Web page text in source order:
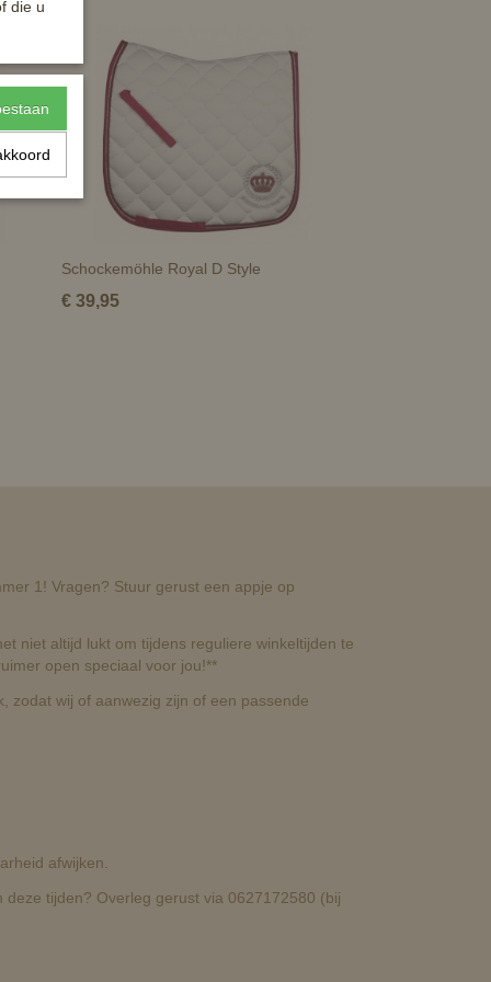
Schockemöhle Royal D Style
€ 39,95
1! Vragen? Stuur gerust een appje op
niet altijd lukt om tijdens reguliere winkeltijden te
open speciaal voor jou!**
zodat wij of aanwezig zijn of een passende
afwijken.
deze tijden? Overleg gerust via 0627172580 (bij
die u